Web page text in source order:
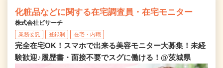
化粧品などに関する在宅調査員・在宅モニター
株式会社ビサーチ
業務委託 登録制 在宅・内職
完全在宅OK！スマホで出来る美容モニター大募集！未経
験歓迎♪履歴書・面接不要でスグに働ける！@茨城県